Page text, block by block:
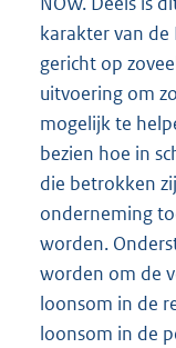
karakter van de
gericht op
uitvoering om
mogelijk te
bezien hoe in
die betrokken
onderneming
worden.
worden om de
loonsom in de
loonsom in de